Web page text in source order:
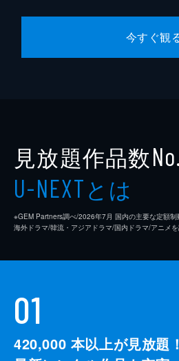
今すぐ観
見放題作品数
U-NEXTとは
※GEM Partners調べ/2026年7⽉ 国内の主要な定額
海外ドラマ/韓流・アジアドラマ/国内ドラマ/アニメを
01
420,000 本以上が見放題！